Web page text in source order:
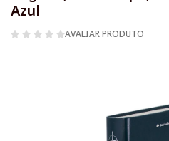
Azul
AVALIAR PRODUTO